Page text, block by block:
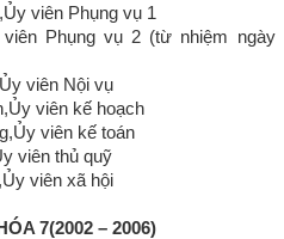
viên Phụng vụ 1
Phụng vụ 2 (từ nhiệm ngày
viên Nội vụ
viên kế hoạch
viên kế toán
viên thủ quỹ
viên xã hội
7(2002 – 2006)